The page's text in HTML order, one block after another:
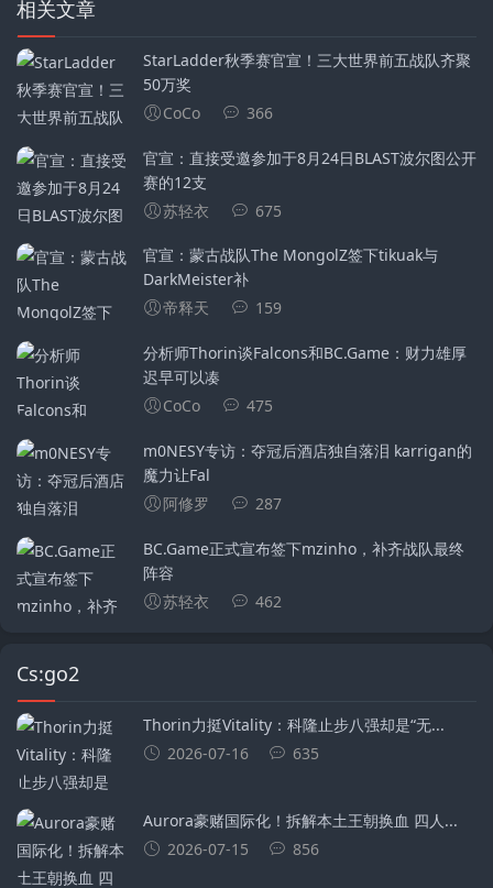
相关文章
StarLadder秋季赛官宣！三大世界前五战队齐聚
50万奖
CoCo
366
官宣：直接受邀参加于8月24日BLAST波尔图公开
赛的12支
苏轻衣
675
官宣：蒙古战队The MongolZ签下tikuak与
DarkMeister补
帝释天
159
分析师Thorin谈Falcons和BC.Game：财力雄厚
迟早可以凑
CoCo
475
m0NESY专访：夺冠后酒店独自落泪 karrigan的
魔力让Fal
阿修罗
287
BC.Game正式宣布签下mzinho，补齐战队最终
阵容
苏轻衣
462
Cs:go2
Thorin力挺Vitality：科隆止步八强却是“无...
2026-07-16
635
Aurora豪赌国际化！拆解本土王朝换血 四人...
2026-07-15
856